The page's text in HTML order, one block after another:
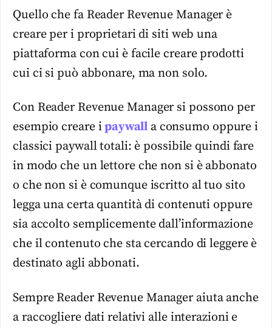
Quello che fa Reader Revenue Manager è
creare per i proprietari di siti web una
piattaforma con cui è facile creare prodotti
cui ci si può abbonare, ma non solo.
Con Reader Revenue Manager si possono per
esempio creare ipaywalla consumo oppure i
classici paywall totali: è possibile quindi fare
in modo che un lettore che non si è abbonato
o che non si è comunque iscritto al tuo sito
legga una certa quantità di contenuti oppure
sia accolto semplicemente dall’informazione
che il contenuto che sta cercando di leggere è
destinato agli abbonati.
Sempre Reader Revenue Manager aiuta anche
a raccogliere dati relativi alle interazioni e